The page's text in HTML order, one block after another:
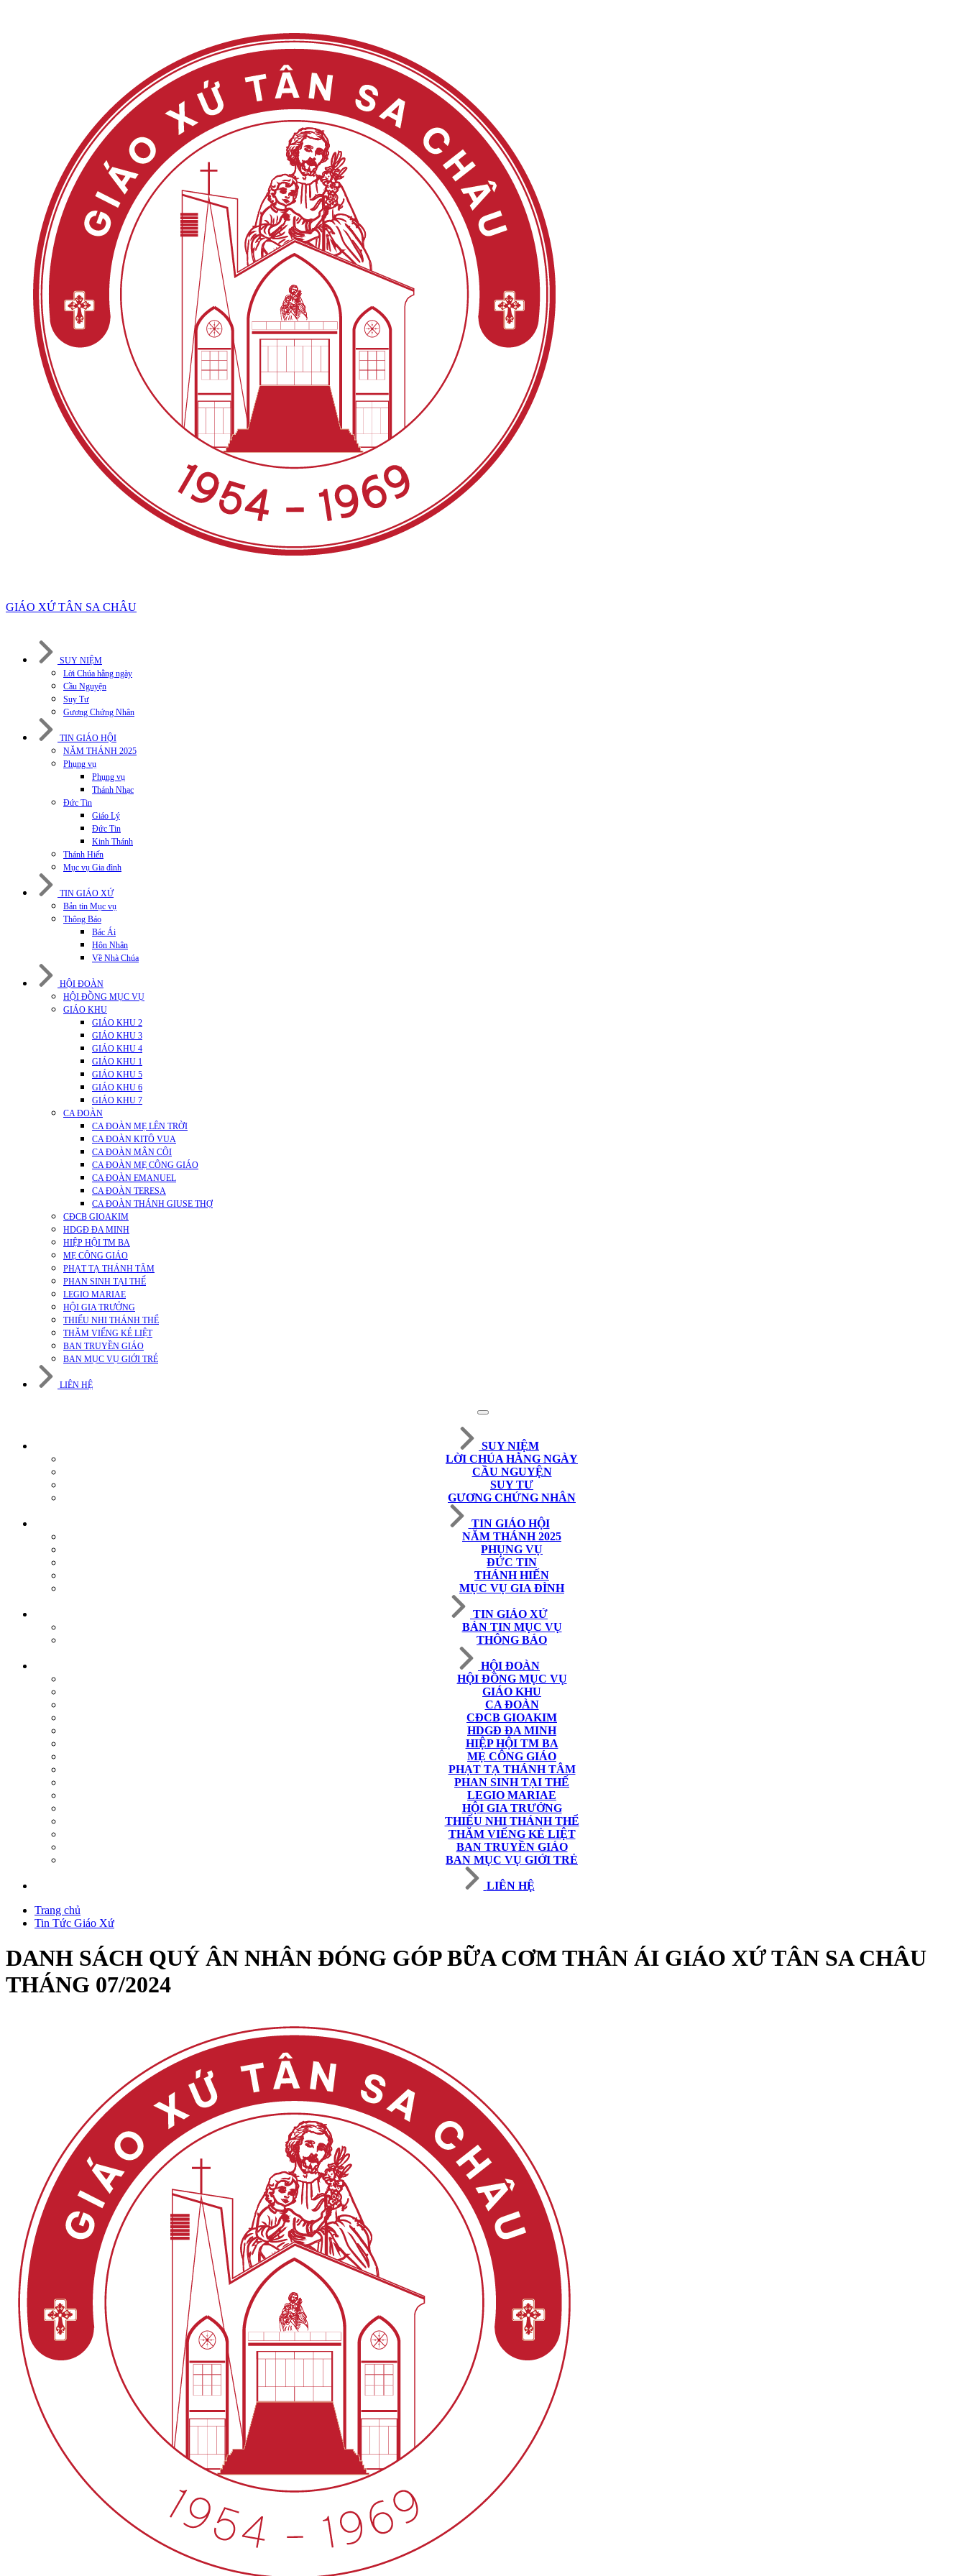
GIÁO XỨ TÂN SA CHÂU
SUY NIỆM
Lời Chúa hằng ngày
Cầu Nguyện
Suy Tư
Gương Chứng Nhân
TIN GIÁO HỘI
NĂM THÁNH 2025
Phụng vụ
Phụng vụ
Thánh Nhạc
Đức Tin
Giáo Lý
Đức Tin
Kinh Thánh
Thánh Hiến
Mục vụ Gia đình
TIN GIÁO XỨ
Bản tin Mục vụ
Thông Báo
Bác Ái
Hôn Nhân
Về Nhà Chúa
HỘI ĐOÀN
HỘI ĐỒNG MỤC VỤ
GIÁO KHU
GIÁO KHU 2
GIÁO KHU 3
GIÁO KHU 4
GIÁO KHU 1
GIÁO KHU 5
GIÁO KHU 6
GIÁO KHU 7
CA ĐOÀN
CA ĐOÀN MẸ LÊN TRỜI
CA ĐOÀN KITÔ VUA
CA ĐOÀN MÂN CÔI
CA ĐOÀN MẸ CÔNG GIÁO
CA ĐOÀN EMANUEL
CA ĐOÀN TERESA
CA ĐOÀN THÁNH GIUSE THỢ
CĐCB GIOAKIM
HDGĐ ĐA MINH
HIỆP HỘI TM BA
MẸ CÔNG GIÁO
PHẠT TẠ THÁNH TÂM
PHAN SINH TẠI THẾ
LEGIO MARIAE
HỘI GIA TRƯỞNG
THIẾU NHI THÁNH THỂ
THĂM VIẾNG KẺ LIỆT
BAN TRUYỀN GIÁO
BAN MỤC VỤ GIỚI TRẺ
LIÊN HỆ
SUY NIỆM
LỜI CHÚA HẰNG NGÀY
CẦU NGUYỆN
SUY TƯ
GƯƠNG CHỨNG NHÂN
TIN GIÁO HỘI
NĂM THÁNH 2025
PHỤNG VỤ
ĐỨC TIN
THÁNH HIẾN
MỤC VỤ GIA ĐÌNH
TIN GIÁO XỨ
BẢN TIN MỤC VỤ
THÔNG BÁO
HỘI ĐOÀN
HỘI ĐỒNG MỤC VỤ
GIÁO KHU
CA ĐOÀN
CĐCB GIOAKIM
HDGĐ ĐA MINH
HIỆP HỘI TM BA
MẸ CÔNG GIÁO
PHẠT TẠ THÁNH TÂM
PHAN SINH TẠI THẾ
LEGIO MARIAE
HỘI GIA TRƯỞNG
THIẾU NHI THÁNH THỂ
THĂM VIẾNG KẺ LIỆT
BAN TRUYỀN GIÁO
BAN MỤC VỤ GIỚI TRẺ
LIÊN HỆ
Trang chủ
Tin Tức Giáo Xứ
DANH SÁCH QUÝ ÂN NHÂN ĐÓNG GÓP BỮA CƠM THÂN ÁI GIÁO XỨ TÂN SA CHÂU
THÁNG 07/2024